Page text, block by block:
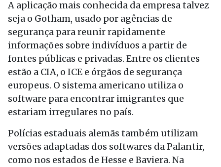
A aplicação mais conhecida da empresa talvez
seja o Gotham, usado por agências de
segurança para reunir rapidamente
informações sobre indivíduos a partir de
fontes públicas e privadas. Entre os clientes
estão a CIA, o ICE e órgãos de segurança
europeus. O sistema americano utiliza o
software para encontrar imigrantes que
estariam irregulares no país.
Polícias estaduais alemãs também utilizam
versões adaptadas dos softwares da Palantir,
como nos estados de Hesse e Baviera. Na